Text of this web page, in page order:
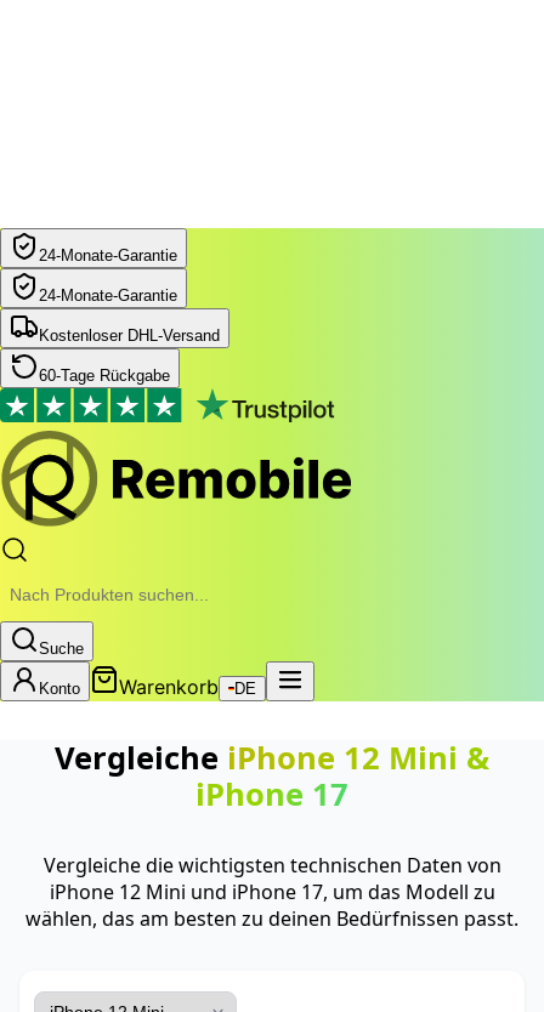
24‑Monate‑Garantie
24‑Monate‑Garantie
Kostenloser DHL-Versand
60-Tage Rückgabe
Suche
Konto Warenkorb DE
Vergleiche iPhone 12 Mini &
iPhone 17
Vergleiche die wichtigsten technischen Daten von
iPhone 12 Mini und iPhone 17, um das Modell zu
wählen, das am besten zu deinen Bedürfnissen passt.